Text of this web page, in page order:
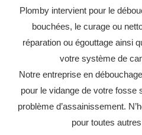
Plomby intervient pour le
bouchées, le curage ou
réparation ou égouttage ainsi
votre système de
Notre entreprise en débouchage
pour le vidange de votre fosse
problème d’assainissement.
pour toutes